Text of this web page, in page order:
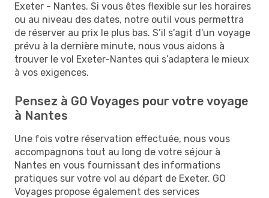
Exeter - Nantes. Si vous êtes flexible sur les horaires
ou au niveau des dates, notre outil vous permettra
de réserver au prix le plus bas. S’il s'agit d'un voyage
prévu à la dernière minute, nous vous aidons à
trouver le vol Exeter-Nantes qui s’adaptera le mieux
à vos exigences.
Pensez à GO Voyages pour votre voyage
à Nantes
Une fois votre réservation effectuée, nous vous
accompagnons tout au long de votre séjour à
Nantes en vous fournissant des informations
pratiques sur votre vol au départ de Exeter. GO
Voyages propose également des services